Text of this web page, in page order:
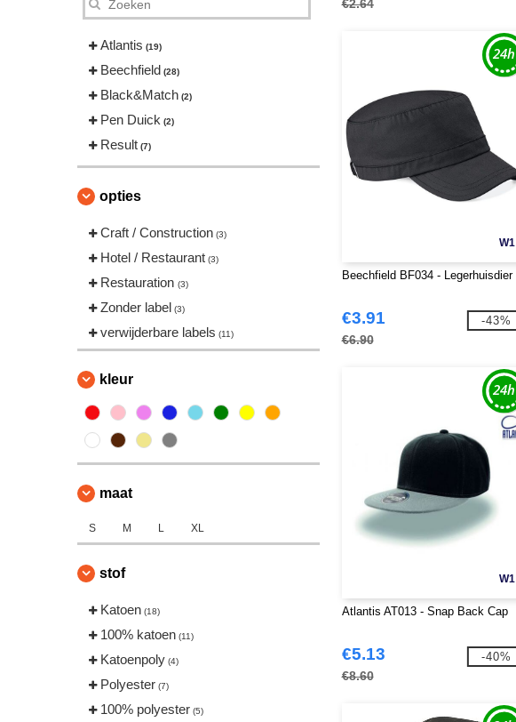
Atlantis (19)
Beechfield (28)
Black&Match (2)
Pen Duick (2)
Result (7)
opties
Craft / Construction (3)
Hotel / Restaurant (3)
Restauration (3)
Zonder label (3)
verwijderbare labels (11)
kleur
maat
S M L XL
stof
Katoen (18)
100% katoen (11)
Katoenpoly (4)
Polyester (7)
100% polyester (5)
€2.64
W1
Beechfield BF034 - Legerhuisdier
€3.91
€6.90
-43%
W1
Atlantis AT013 - Snap Back Cap
€5.13
€8.60
-40%